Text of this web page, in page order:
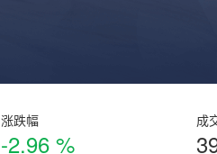
涨跌幅
-2.96 %
成